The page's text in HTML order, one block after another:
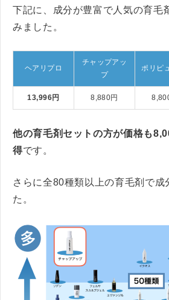
下記に、成分が豊富で人気の育毛
みました。
ヘアリプロ
チャップアッ
プ
ポリピ
13,996円 8,880円
他の育毛剤セットの方が価格も
得です。
さらに全80種類以上の育毛剤で成
た。